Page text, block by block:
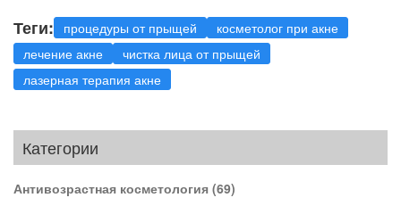
Теги: процедуры от прыщей
косметолог при акне
лечение акне
чистка лица от прыщей
лазерная терапия акне
Категории
Антивозрастная косметология (69)